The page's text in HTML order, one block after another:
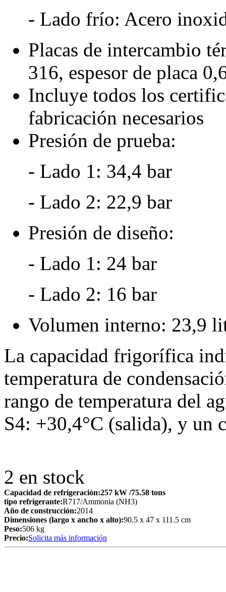
- Lado frío: Acero
Placas de intercambio
316, espesor de placa
Incluye todos los
fabricación necesarios
Presión de prueba:
- Lado 1: 34,4 bar
- Lado 2: 22,9 bar
Presión de diseño:
- Lado 1: 24 bar
- Lado 2: 16 bar
Volumen interno: 23,9
La capacidad frigorífica
temperatura de
rango de temperatura del
S4: +30,4°C (salida), y un
2 en stock
Capacidad de refrigeración:257 kW /75.58 tons
tipo refrigerante:R717/Ammonia (NH3)
Año de construcción:2014
Dimensiones (largo x ancho x alto):90.5 x 47 x 111.5 cm
Peso:506 kg
Precio:Solicita más información